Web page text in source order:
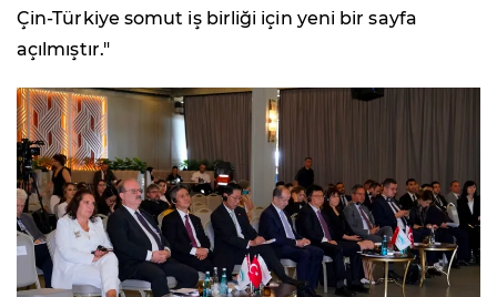
Çin-Türkiye somut iş birliği için yeni bir sayfa
açılmıştır."